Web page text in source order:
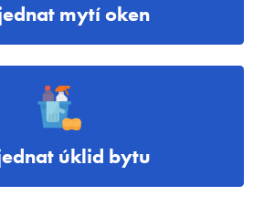
mytí oken
úklid bytu